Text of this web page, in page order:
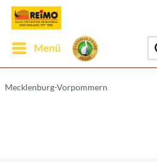
Menü
Mecklenburg-Vorpommern